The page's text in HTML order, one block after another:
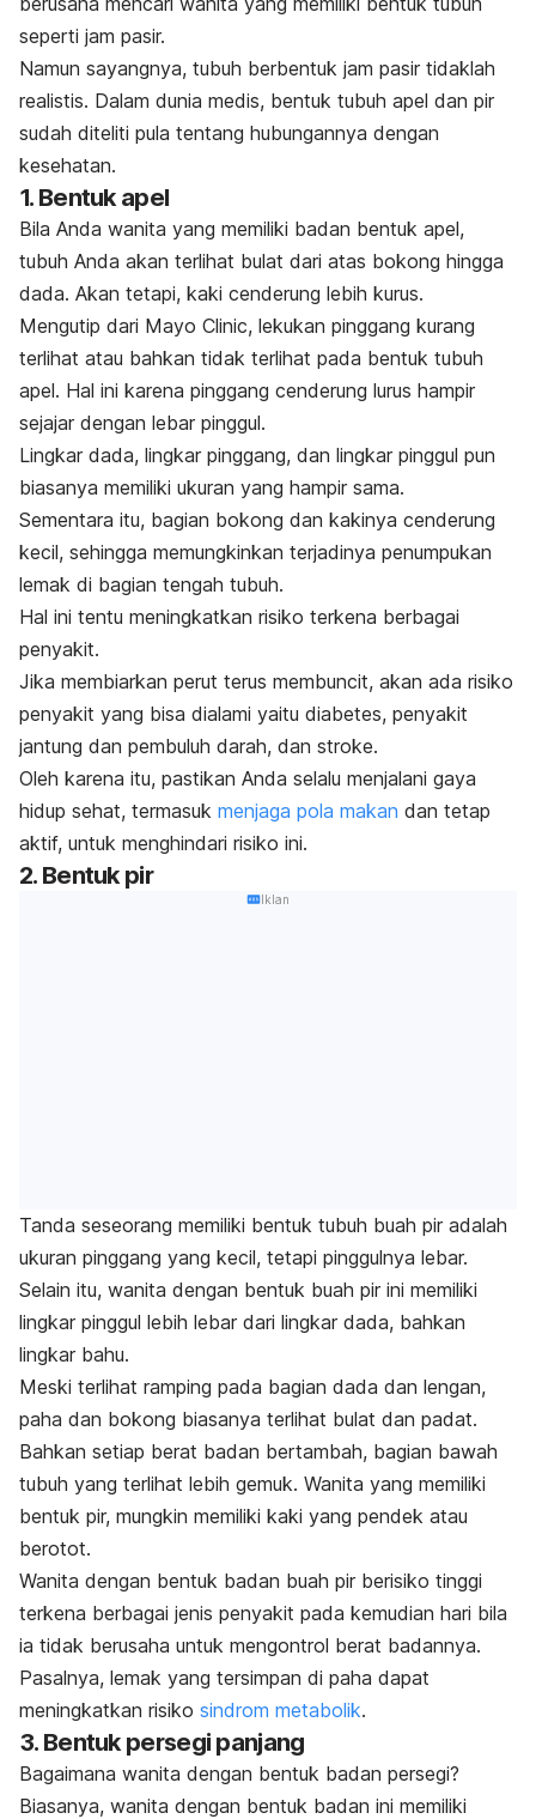
seperti jam pasir.
Namun sayangnya, tubuh berbentuk jam pasir tidaklah
realistis. Dalam dunia medis, bentuk tubuh apel dan pir
sudah diteliti pula tentang hubungannya dengan
kesehatan.
1. Bentuk apel
Bila Anda wanita yang memiliki badan bentuk apel,
tubuh Anda akan terlihat bulat dari atas bokong hingga
dada. Akan tetapi, kaki cenderung lebih kurus.
Mengutip dari Mayo Clinic, lekukan pinggang kurang
terlihat atau bahkan tidak terlihat pada bentuk tubuh
apel. Hal ini karena pinggang cenderung lurus hampir
sejajar dengan lebar pinggul.
Lingkar dada, lingkar pinggang, dan lingkar pinggul pun
biasanya memiliki ukuran yang hampir sama.
Sementara itu, bagian bokong dan kakinya cenderung
kecil, sehingga memungkinkan terjadinya penumpukan
lemak di bagian tengah tubuh.
Hal ini tentu meningkatkan risiko terkena berbagai
penyakit.
Jika membiarkan perut terus membuncit, akan ada risiko
penyakit yang bisa dialami yaitu diabetes, penyakit
jantung dan pembuluh darah, dan stroke.
Oleh karena itu, pastikan Anda selalu menjalani gaya
hidup sehat, termasuk menjaga pola makan dan tetap
aktif, untuk menghindari risiko ini.
2. Bentuk pir
Iklan
Tanda seseorang memiliki bentuk tubuh buah pir adalah
ukuran pinggang yang kecil, tetapi pinggulnya lebar.
Selain itu, wanita dengan bentuk buah pir ini memiliki
lingkar pinggul lebih lebar dari lingkar dada, bahkan
lingkar bahu.
Meski terlihat ramping pada bagian dada dan lengan,
paha dan bokong biasanya terlihat bulat dan padat.
Bahkan setiap berat badan bertambah, bagian bawah
tubuh yang terlihat lebih gemuk. Wanita yang memiliki
bentuk pir, mungkin memiliki kaki yang pendek atau
berotot.
Wanita dengan bentuk badan buah pir berisiko tinggi
terkena berbagai jenis penyakit pada kemudian hari bila
ia tidak berusaha untuk mengontrol berat badannya.
Pasalnya, lemak yang tersimpan di paha dapat
meningkatkan risiko sindrom metabolik.
3. Bentuk persegi panjang
Bagaimana wanita dengan bentuk badan persegi?
Biasanya, wanita dengan bentuk badan ini memiliki